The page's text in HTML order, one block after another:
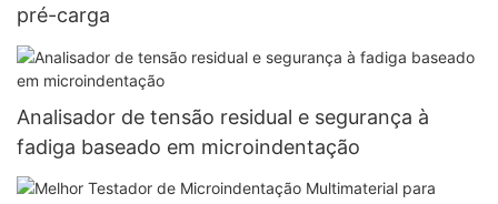
pré-carga
Analisador de tensão residual e segurança à
fadiga baseado em microindentação